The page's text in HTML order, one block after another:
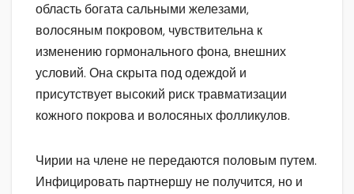
область богата сальными железами,
волосяным покровом, чувствительна к
изменению гормонального фона, внешних
условий. Она скрыта под одеждой и
присутствует высокий риск травматизации
кожного покрова и волосяных фолликулов.
Чирии на члене не передаются половым путем.
Инфицировать партнершу не получится, но и